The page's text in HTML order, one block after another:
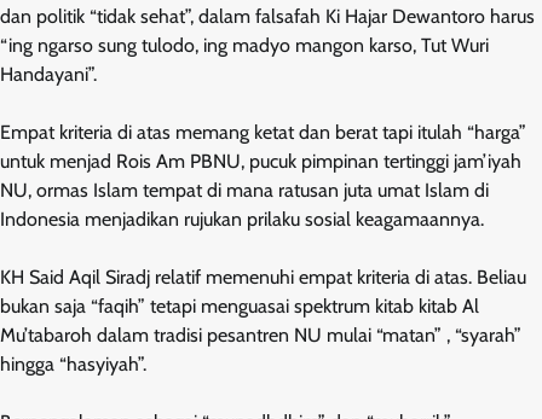
dan politik “tidak sehat”, dalam falsafah Ki Hajar Dewantoro harus
“ing ngarso sung tulodo, ing madyo mangon karso, Tut Wuri
Handayani”.
Empat kriteria di atas memang ketat dan berat tapi itulah “harga”
untuk menjad Rois Am PBNU, pucuk pimpinan tertinggi jam’iyah
NU, ormas Islam tempat di mana ratusan juta umat Islam di
Indonesia menjadikan rujukan prilaku sosial keagamaannya.
KH Said Aqil Siradj relatif memenuhi empat kriteria di atas. Beliau
bukan saja “faqih” tetapi menguasai spektrum kitab kitab Al
Mu’tabaroh dalam tradisi pesantren NU mulai “matan” , “syarah”
hingga “hasyiyah”.